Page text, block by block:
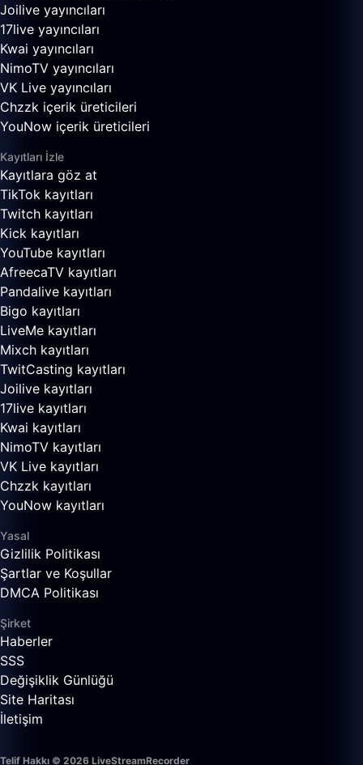
Joilive yayıncıları
17live yayıncıları
Kwai yayıncıları
NimoTV yayıncıları
VK Live yayıncıları
Chzzk içerik üreticileri
YouNow içerik üreticileri
Kayıtları İzle
Kayıtlara göz at
TikTok kayıtları
Twitch kayıtları
Kick kayıtları
YouTube kayıtları
AfreecaTV kayıtları
Pandalive kayıtları
Bigo kayıtları
LiveMe kayıtları
Mixch kayıtları
TwitCasting kayıtları
Joilive kayıtları
17live kayıtları
Kwai kayıtları
NimoTV kayıtları
VK Live kayıtları
Chzzk kayıtları
YouNow kayıtları
Yasal
Gizlilik Politikası
Şartlar ve Koşullar
DMCA Politikası
Şirket
Haberler
SSS
Değişiklik Günlüğü
Site Haritası
İletişim
Telif Hakkı © 2026 LiveStreamRecorder